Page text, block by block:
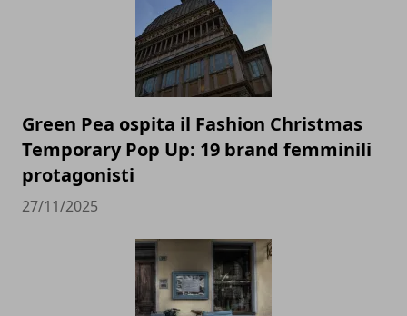
Green Pea ospita il Fashion Christmas
Temporary Pop Up: 19 brand femminili
protagonisti
27/11/2025